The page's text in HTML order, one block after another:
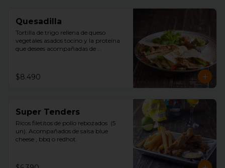
Quesadilla
Tortilla de trigo rellena de queso
vegetales asados tocino y la proteína
que desees acompañadas de
$8.490
Super Tenders
Ricos filetitos de pollo rebozados  (5
un). Acompañados de salsa blue
cheese , bbq o redhot.